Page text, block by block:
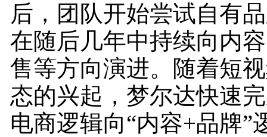
后，团队开始尝试自有
在随后几年中持续向内
售等方向演进。随着短
态的兴起，梦尔达快速
电商逻辑向“内容+品牌”